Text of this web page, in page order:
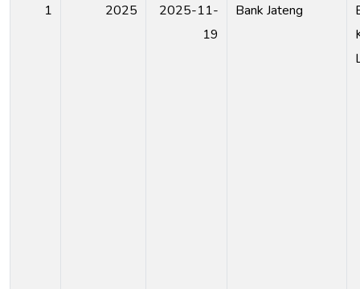
1 2025
2025-11-
19
Bank Jateng